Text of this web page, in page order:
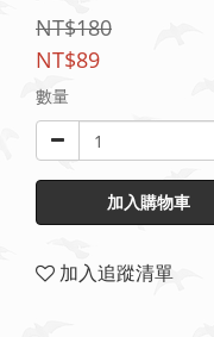
NT$180
NT$89
數量
加入購物車
加入追蹤清單